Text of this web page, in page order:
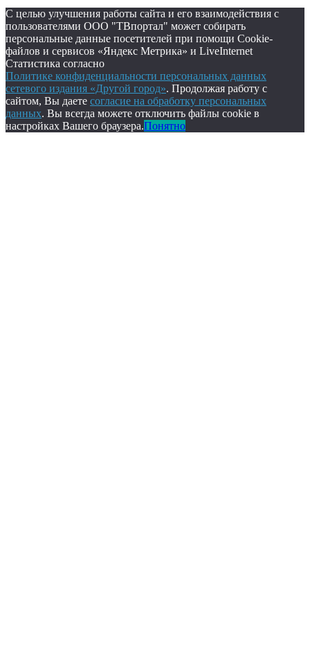
С целью улучшения работы сайта и его взаимодействия с
пользователями ООО "ТВпортал" может собирать
персональные данные посетителей при помощи Cookie-
файлов и сервисов «Яндекс Метрика» и LiveInternet
Статистика согласно
Политике конфиденциальности персональных данных
сетевого издания «Другой город». Продолжая работу с
сайтом, Вы даете согласие на обработку персональных
данных. Вы всегда можете отключить файлы cookie в
настройках Вашего браузера.Понятно